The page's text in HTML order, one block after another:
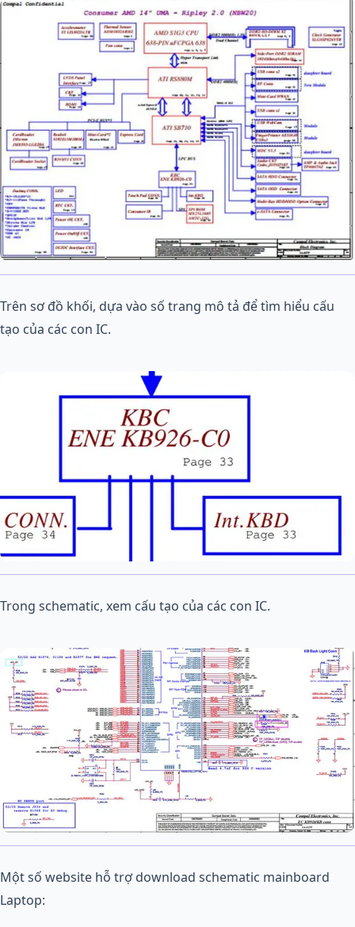
Trên sơ đồ khối, dựa vào số trang mô tả để tìm hiểu cấu
tạo của các con IC.
Trong schematic, xem cấu tạo của các con IC.
Một số website hỗ trợ download schematic mainboard
Laptop: